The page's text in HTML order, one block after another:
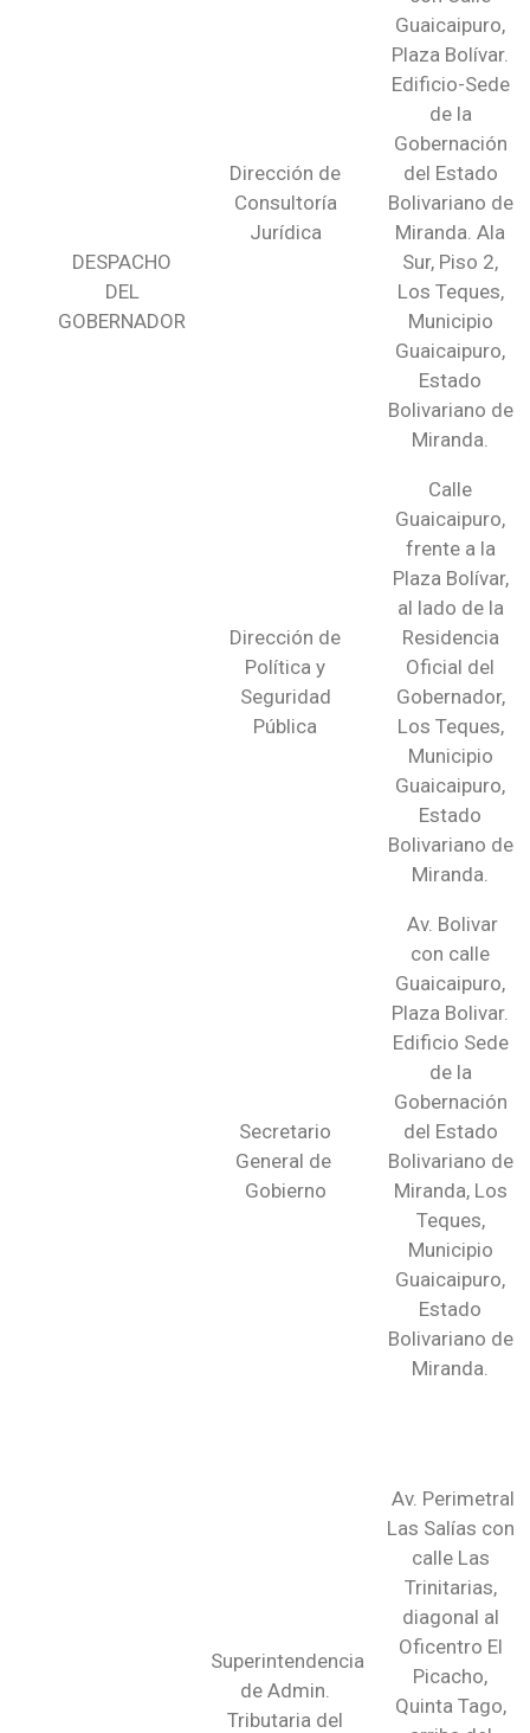
DESPACHO
DEL
GOBERNADOR
Dirección de
Consultoría
Jurídica
Guaicaipuro,
Plaza Bolívar.
Edificio-Sede
de la
Gobernación
del Estado
Bolivariano de
Miranda. Ala
Sur, Piso 2,
Los Teques,
Municipio
Guaicaipuro,
Estado
Bolivariano de
Miranda.
Dirección de
Política y
Seguridad
Pública
Calle
Guaicaipuro,
frente a la
Plaza Bolívar,
al lado de la
Residencia
Oficial del
Gobernador,
Los Teques,
Municipio
Guaicaipuro,
Estado
Bolivariano de
Miranda.
Secretario
General de
Gobierno
Av. Bolivar
con calle
Guaicaipuro,
Plaza Bolivar.
Edificio Sede
de la
Gobernación
del Estado
Bolivariano de
Miranda, Los
Teques,
Municipio
Guaicaipuro,
Estado
Bolivariano de
Miranda.
Superintendencia
de Admin.
Tributaria del
Av. Perimetral
Las Salías con
calle Las
Trinitarias,
diagonal al
Oficentro El
Picacho,
Quinta Tago,